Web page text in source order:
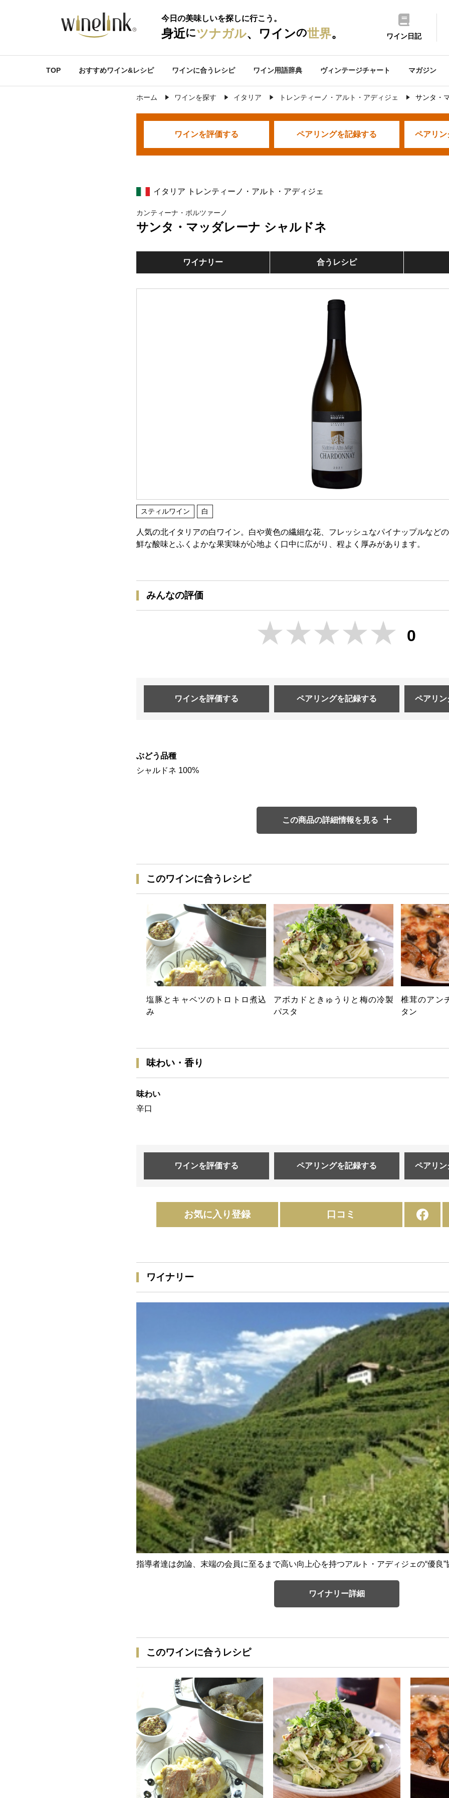
今日の美味しいを探しに行こう。
身近にツナガル、ワインの世界。 ワイン日記
TOP おすすめワイン&レシピ ワインに合うレシピ ワイン用語辞典 ヴィンテージチャート マガジン
ホーム ワインを探す イタリア トレンティーノ・アルト・アディジェ サンタ・
ワインを評価する ペアリングを記録する ペアリン
イタリア トレンティーノ・アルト・アディジェ
カンティーナ・ボルツァーノ
サンタ・マッダレーナ シャルドネ
ワイナリー 合うレシピ
スティルワイン 白
人気の北イタリアの白ワイン。白や黄色の繊細な花、フレッシュなパイナップルなど
鮮な酸味とふくよかな果実味が心地よく口中に広がり、程よく厚みがあります。
みんなの評価
0
ワインを評価する ペアリングを記録する ペアリン
ぶどう品種
シャルドネ 100%
この商品の詳細情報を見る
このワインに合うレシピ
塩豚とキャベツのトロトロ煮込
み
アボカドときゅうりと梅の冷製
パスタ
椎茸のアン
タン
味わい・香り
味わい
辛口
ワインを評価する ペアリングを記録する ペアリン
お気に入り登録 口コミ
ワイナリー
指導者達は勿論、末端の会員に至るまで高い向上心を持つアルト・アディジェの“優良”
ワイナリー詳細
このワインに合うレシピ